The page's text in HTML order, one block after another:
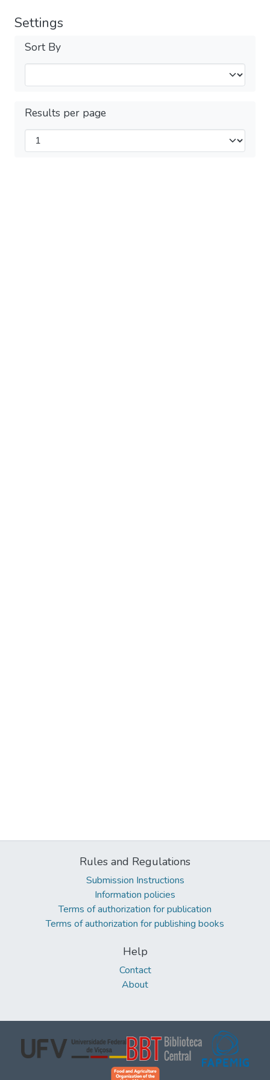
Settings
Sort By
Results per page
Rules and Regulations
Submission Instructions
Information policies
Terms of authorization for publication
Terms of authorization for publishing books
Help
Contact
About